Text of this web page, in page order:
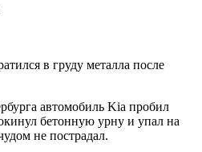
в груду металла после
автомобиль Kia пробил
бетонную урну и упал на
не пострадал.